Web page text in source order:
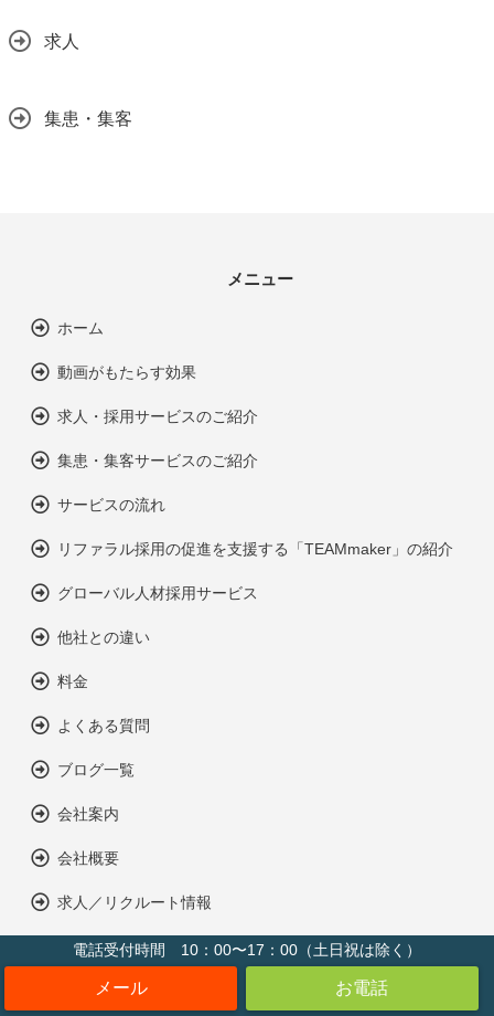
電話受付時間 10：00〜17：00（土日祝は除く）
求人
集患・集客
メニュー
ホーム
動画がもたらす効果
求人・採用サービスのご紹介
集患・集客サービスのご紹介
サービスの流れ
リファラル採用の促進を支援する「TEAMmaker」の紹介
グローバル人材採用サービス
他社との違い
料金
よくある質問
ブログ一覧
会社案内
会社概要
求人／リクルート情報
料金サブ
お問い合わせ